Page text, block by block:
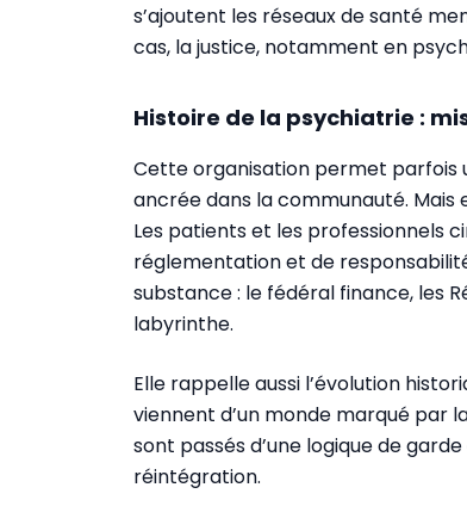
s’ajoutent les réseaux de santé
cas, la justice, notamment en
Histoire de la psychiatrie :
Cette organisation permet parfois
ancrée dans la communauté.
Les patients et les professionnels
réglementation et de
substance : le fédéral finance, les
labyrinthe.
Elle rappelle aussi l’évolution
viennent d’un monde marqué par
sont passés d’une logique de
réintégration.